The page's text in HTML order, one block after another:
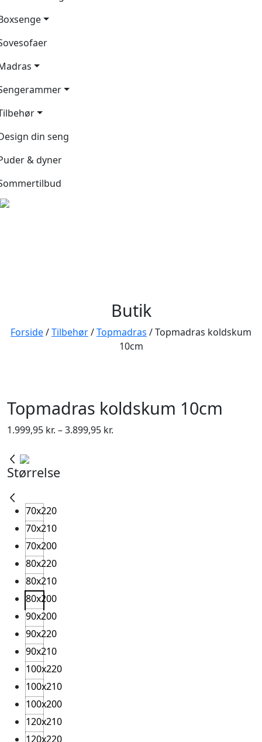
din seng
& dyner
Butik
Forside/Tilbehør/Topmadras / Topmadras koldskum
10cm
Topmadras koldskum 10cm
1.999,95 kr. –3.899,95 kr.
Størrelse
70x220
70x210
70x200
80x220
80x210
80x200
90x200
90x220
90x210
100x220
100x210
100x200
120x210
120x220